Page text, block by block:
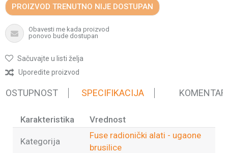
PROIZVOD TRENUTNO NIJE DOSTUPAN
Obavesti me kada proizvod
ponovo bude dostupan
Sačuvajte u listi želja
Uporedite proizvod
SPECIFIKACIJA
Karakteristika Vrednost
Kategorija
Fuse radionički alati - ugaone
brusilice